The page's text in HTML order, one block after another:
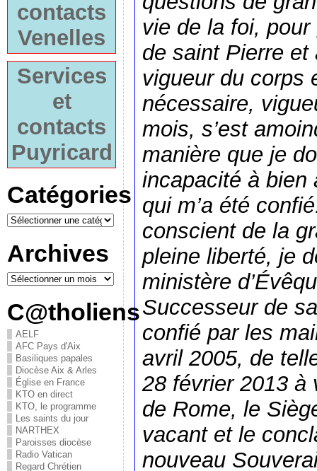
contacts
Venelles
Services
et
contacts
Puyricard
Catégories
Archives
C@tholiens
AELF
AFC Pays d'Aix
Basiliques papales
Diocèse Aix & Arles
Église en France
KTO en direct
KTO, le programme
Les saints du jour
NARTHEX
Paroisses diocèse
Radio Vatican
Regard Chrétien
vie de la foi,
de saint Pierre et
vigueur du corps
nécessaire,
mois, s’est
manière que je
incapacité à bien
qui m’a été
conscient de la
pleine liberté, je
ministère
Successeur de
confié par les
avril 2005, de
28 février 2013 à
de Rome, le
vacant et le
nouveau